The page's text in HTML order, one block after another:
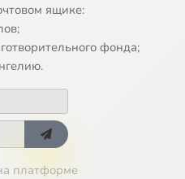
чтения. Часть 2
подвижниц
ящике:
фонда;
платформе